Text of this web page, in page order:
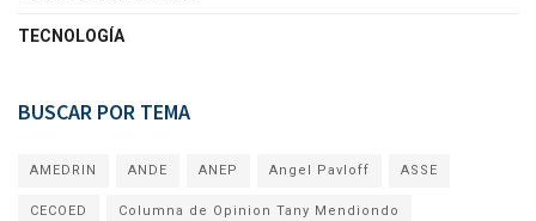
TECNOLOGÍA
BUSCAR POR TEMA
AMEDRIN ANDE ANEP Angel Pavloff ASSE
CECOED Columna de Opinion Tany Mendiondo